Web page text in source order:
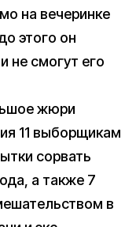
на вечеринке
этого он
не смогут его
жюри
11 выборщикам
сорвать
а также 7
в